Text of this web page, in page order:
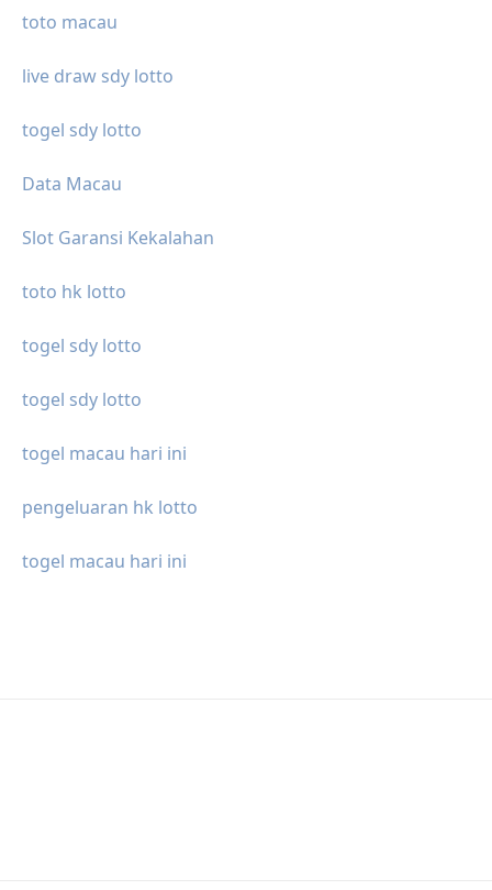
toto macau
live draw sdy lotto
togel sdy lotto
Data Macau
Slot Garansi Kekalahan
toto hk lotto
togel sdy lotto
togel sdy lotto
togel macau hari ini
pengeluaran hk lotto
togel macau hari ini